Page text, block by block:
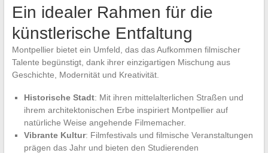
Ein idealer Rahmen für die
künstlerische Entfaltung
Montpellier bietet ein Umfeld, das das Aufkommen filmischer
Talente begünstigt, dank ihrer einzigartigen Mischung aus
Geschichte, Modernität und Kreativität.
Historische Stadt: Mit ihren mittelalterlichen Straßen und
ihrem architektonischen Erbe inspiriert Montpellier auf
natürliche Weise angehende Filmemacher.
Vibrante Kultur: Filmfestivals und filmische Veranstaltungen
prägen das Jahr und bieten den Studierenden